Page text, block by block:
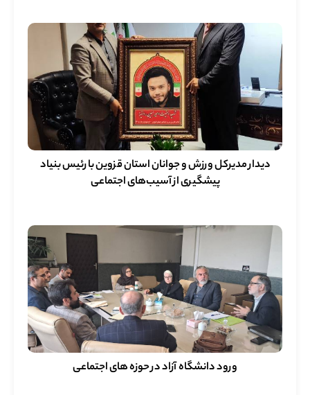
دیدار مدیرکل ورزش و جوانان استان قزوین با رئیس بنیاد
پیشگیری از آسیب‌های اجتماعی
ورود دانشگاه آزاد در حوزه های اجتماعی